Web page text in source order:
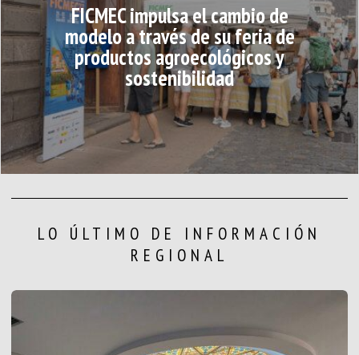
FICMEC impulsa el cambio de
modelo a través de su feria de
productos agroecológicos y
sostenibilidad
LO ÚLTIMO DE INFORMACIÓN
REGIONAL